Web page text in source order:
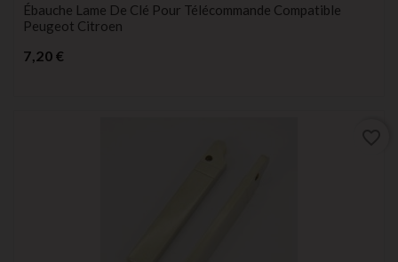
Ébauche Lame De Clé Pour Télécommande Compatible
Peugeot Citroen
7,20 €